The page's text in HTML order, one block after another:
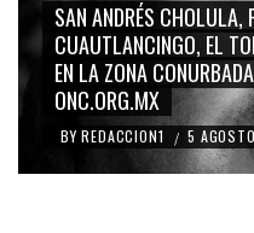
GRACE
CARMEN
BLANCO,
BY REDACCION1